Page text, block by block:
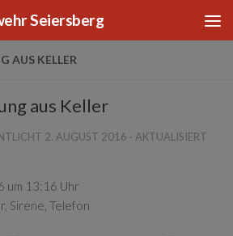
Seiersberg
AUS KELLER
aus Keller
2. AUGUST 2016 · AKTUALISIERT
um 13:16 Uhr
Sirene, Telefon